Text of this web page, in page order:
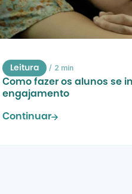
Leitura / 2 min
Como fazer os alunos se
engajamento
Continuar